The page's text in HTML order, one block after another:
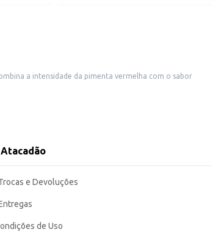
a intensidade da pimenta vermelha com o sabor
seja em casa ou em estabelecimentos comerciais.
e Devoluções
de Uso